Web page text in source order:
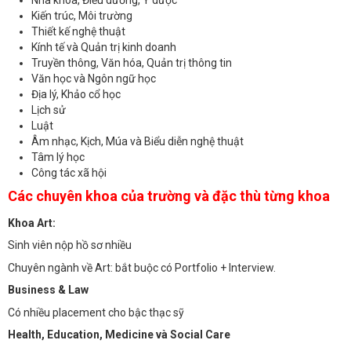
Kiến trúc, Môi trường
Thiết kế nghệ thuật
Kính tế và Quản trị kinh doanh
Truyền thông, Văn hóa, Quản trị thông tin
Văn học và Ngôn ngữ học
Địa lý, Khảo cổ học
Lịch sử
Luật
Âm nhạc, Kịch, Múa và Biểu diễn nghệ thuật
Tâm lý học
Công tác xã hội
Các chuyên khoa của trường và đặc thù từng khoa
Khoa Art:
Sinh viên nộp hồ sơ nhiều
Chuyên ngành về Art: bắt buộc có Portfolio + Interview.
Business & Law
Có nhiều placement cho bậc thạc sỹ
Health, Education, Medicine và Social Care